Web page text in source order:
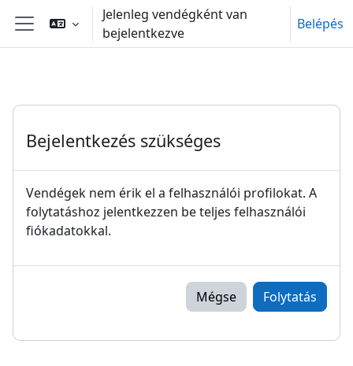
Tovább a fő tartalomhoz
Oldalpanel
Jelenleg vendégként van
bejelentkezve
Belépés
Bejelentkezés szükséges
Vendégek nem érik el a felhasználói profilokat. A
folytatáshoz jelentkezzen be teljes felhasználói
fiókadatokkal.
Mégse Folytatás